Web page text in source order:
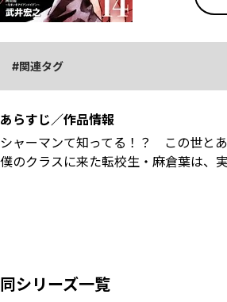
関連タグ
あらすじ／作品情報
シャーマンて知ってる！？ この世と
僕のクラスに来た転校生・麻倉葉は、
同シリーズ一覧